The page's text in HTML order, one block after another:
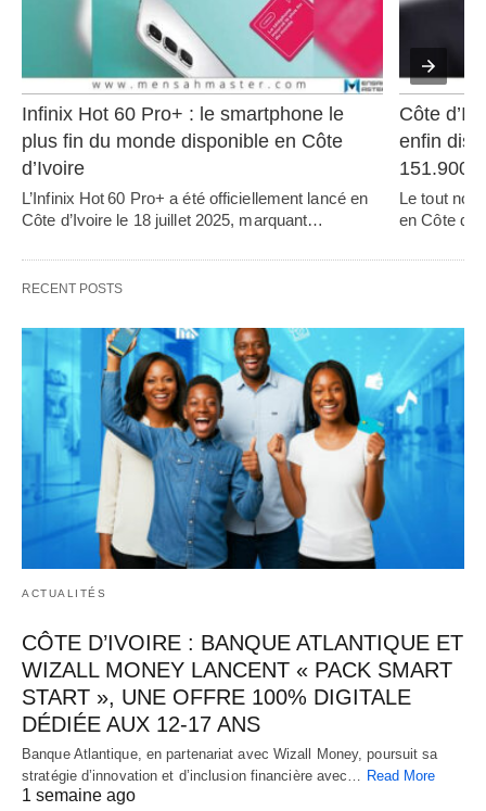
Infinix Hot 60 Pro+ : le smartphone le
plus fin du monde disponible en Côte
d’Ivoire
L’Infinix Hot 60 Pro+ a été officiellement lancé en
Côte d’Ivoire le 18 juillet 2025, marquant…
Côte
enfin
Le tout
en Côte
RECENT POSTS
ACTUALITÉS
CÔTE D’IVOIRE : BANQUE ATLANTIQUE ET
WIZALL MONEY LANCENT « PACK SMART
START », UNE OFFRE 100% DIGITALE
DÉDIÉE AUX 12-17 ANS
Banque Atlantique, en partenariat avec Wizall Money, poursuit sa
stratégie d’innovation et d’inclusion financière avec…
Read More
1 semaine ago